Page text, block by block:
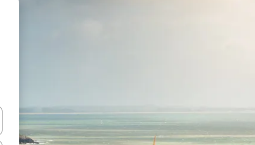
le haut et vers le bas pour les parcourir ou en appuyant et en faisant glisser.